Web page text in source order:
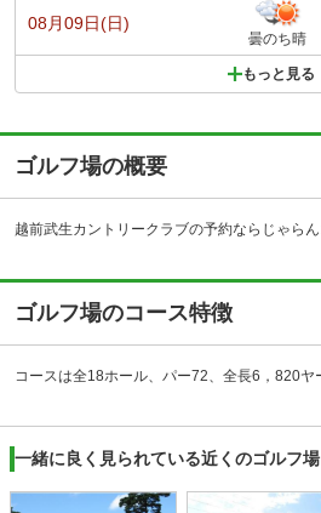
08月09日(日)
曇のち晴
もっと見る
ゴルフ場の概要
ゴルフ場のコース特徴
一緒に良く見られている近くのゴルフ場